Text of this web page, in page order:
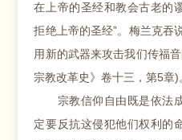
在上帝的圣经和教会古老的
拒绝上帝的圣经”。梅兰克吞
用新的武器来攻击我们传福
宗教改革史》卷十三，第5章
宗教信仰自由既是依法成
定要反抗这侵犯他们权利的